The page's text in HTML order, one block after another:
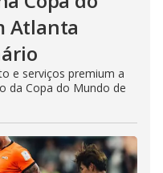
Atlanta
e serviços premium a
da Copa do Mundo de